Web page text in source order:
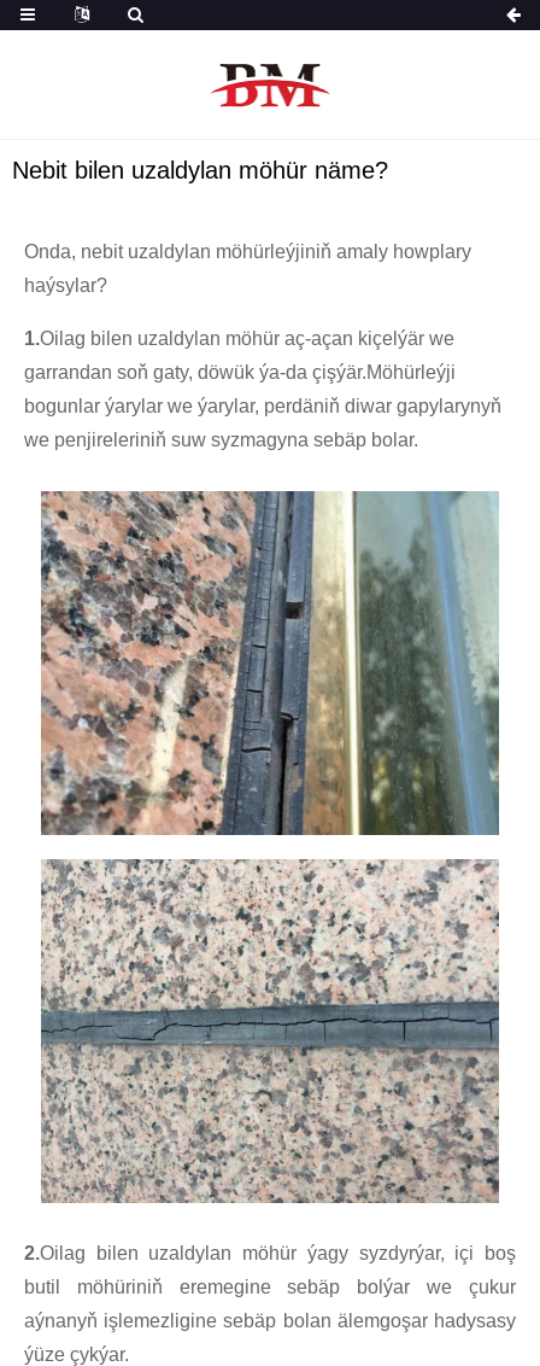
Nebit bilen uzaldylan möhür näme?
Onda, nebit uzaldylan möhürleýjiniň amaly howplary
haýsylar?
1.Oilag bilen uzaldylan möhür aç-açan kiçelýär we
garrandan soň gaty, döwük ýa-da çişýär.Möhürleýji
bogunlar ýarylar we ýarylar, perdäniň diwar gapylarynyň
we penjireleriniň suw syzmagyna sebäp bolar.
2.Oilag bilen uzaldylan möhür ýagy syzdyrýar, içi boş
butil möhüriniň eremegine sebäp bolýar we çukur
aýnanyň işlemezligine sebäp bolan älemgoşar hadysasy
ýüze çykýar.